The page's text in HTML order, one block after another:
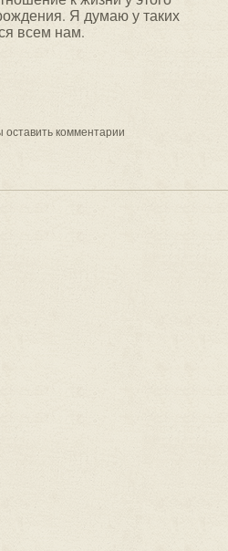
оставить комментарии